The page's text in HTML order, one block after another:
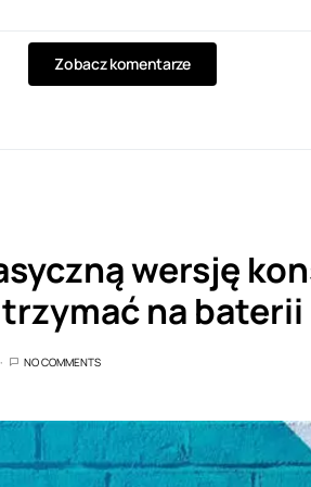
Zobacz komentarze
wersję
na baterii
NO COMMENTS